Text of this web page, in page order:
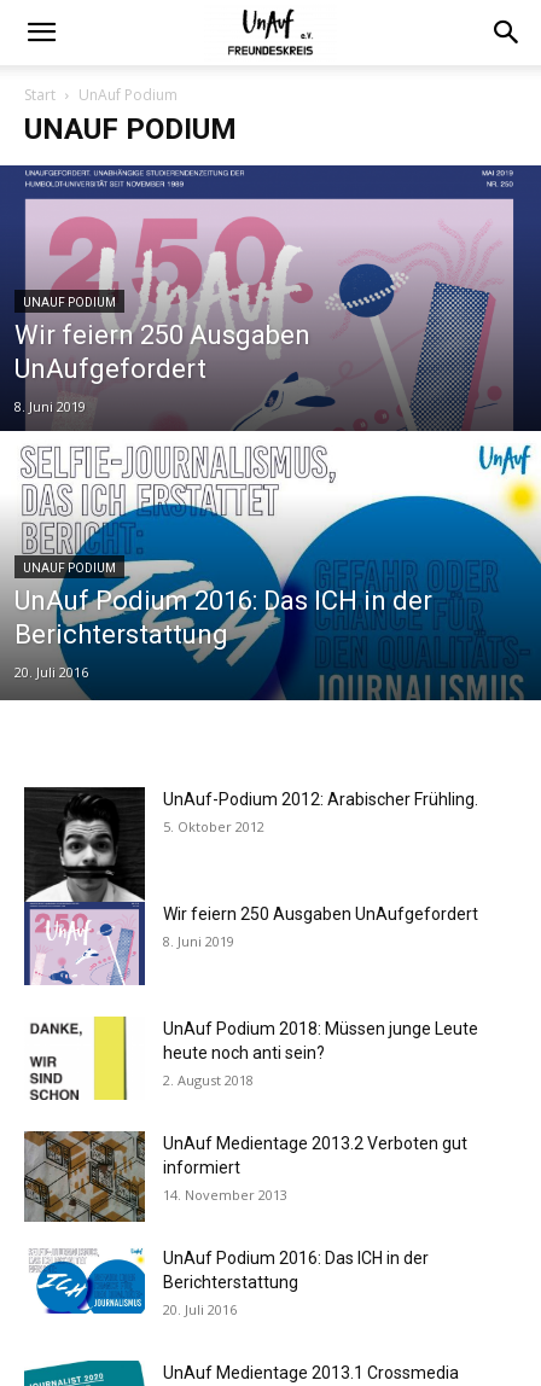
Start UnAuf Podium
UNAUF PODIUM
UNAUF PODIUM
Wir feiern 250 Ausgaben
UnAufgefordert
8. Juni 2019
UNAUF PODIUM
UnAuf Podium 2016: Das ICH in der
Berichterstattung
20. Juli 2016
UnAuf-Podium 2012: Arabischer Frühling.
5. Oktober 2012
Wir feiern 250 Ausgaben UnAufgefordert
8. Juni 2019
UnAuf Podium 2018: Müssen junge Leute
heute noch anti sein?
2. August 2018
UnAuf Medientage 2013.2 Verboten gut
informiert
14. November 2013
UnAuf Podium 2016: Das ICH in der
Berichterstattung
20. Juli 2016
UnAuf Medientage 2013.1 Crossmedia